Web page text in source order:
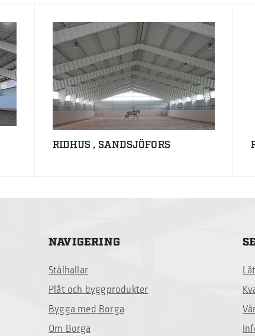
RIDHUS , SANDSJÖFORS
NAVIGERING
Stålhallar
Plåt och byggprodukter
Bygga med Borga
Om Borga